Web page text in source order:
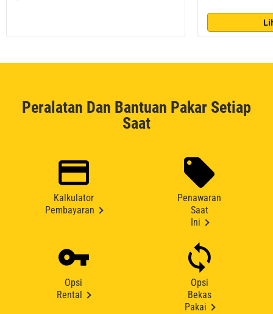
Peralatan Dan Bantuan Pakar Setiap
Saat
Kalkulator
Pembayaran
Penawaran
Saat
Ini
Opsi
Rental
Opsi
Bekas
Pakai